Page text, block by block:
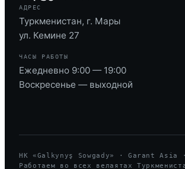
АДРЕС
Туркменистан, г. Мары
ул. Кемине 27
ЧАСЫ РАБОТЫ
Ежедневно 9:00 — 19:00
Воскресенье — выходной
HK «Galkynyş Sowgady» · Garant Asia
Работаем во всех велаятах